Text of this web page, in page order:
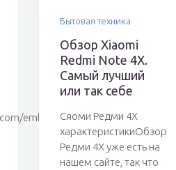
embed/WdAm2hOuqus
Бытовая техника
Обзор Xiaomi
Redmi Note 4X.
Самый лучший
или так себе
Сяоми Редми 4Х
характеристикиОбзор
Редми 4Х уже есть на
нашем сайте, так что